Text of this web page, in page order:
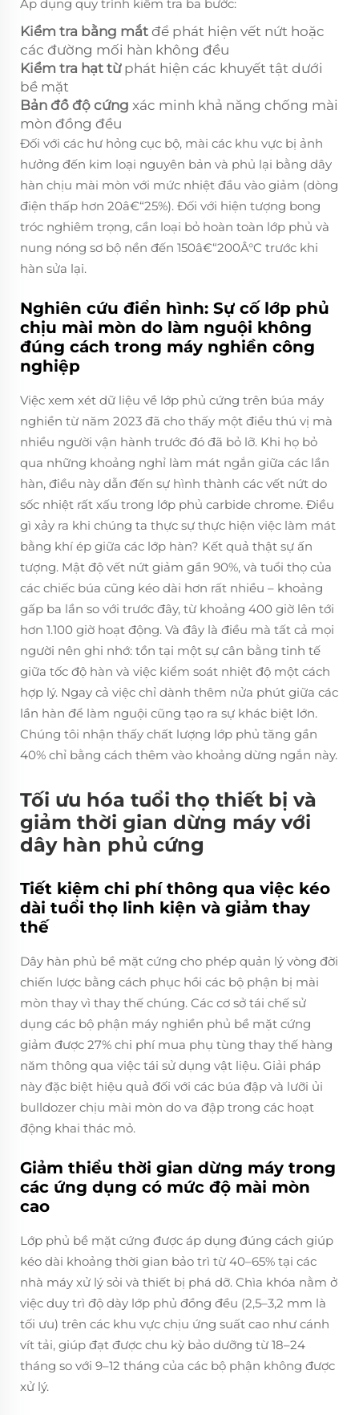
Áp dụng quy trình kiểm tra ba bước:
Kiểm tra bằng mắt để phát hiện vết nứt hoặc
các đường mối hàn không đều
Kiểm tra hạt từ phát hiện các khuyết tật dưới
bề mặt
Bản đồ độ cứng xác minh khả năng chống mài
mòn đồng đều
Đối với các hư hỏng cục bộ, mài các khu vực bị ảnh
hưởng đến kim loại nguyên bản và phủ lại bằng dây
hàn chịu mài mòn với mức nhiệt đầu vào giảm (dòng
điện thấp hơn 20â€“25%). Đối với hiện tượng bong
tróc nghiêm trọng, cần loại bỏ hoàn toàn lớp phủ và
nung nóng sơ bộ nền đến 150â€“200Â°C trước khi
hàn sửa lại.
Nghiên cứu điển hình: Sự cố lớp phủ
chịu mài mòn do làm nguội không
đúng cách trong máy nghiền công
nghiệp
Việc xem xét dữ liệu về lớp phủ cứng trên búa máy
nghiền từ năm 2023 đã cho thấy một điều thú vị mà
nhiều người vận hành trước đó đã bỏ lỡ. Khi họ bỏ
qua những khoảng nghỉ làm mát ngắn giữa các lần
hàn, điều này dẫn đến sự hình thành các vết nứt do
sốc nhiệt rất xấu trong lớp phủ carbide chrome. Điều
gì xảy ra khi chúng ta thực sự thực hiện việc làm mát
bằng khí ép giữa các lớp hàn? Kết quả thật sự ấn
tượng. Mật độ vết nứt giảm gần 90%, và tuổi thọ của
các chiếc búa cũng kéo dài hơn rất nhiều – khoảng
gấp ba lần so với trước đây, từ khoảng 400 giờ lên tới
hơn 1.100 giờ hoạt động. Và đây là điều mà tất cả mọi
người nên ghi nhớ: tồn tại một sự cân bằng tinh tế
giữa tốc độ hàn và việc kiểm soát nhiệt độ một cách
hợp lý. Ngay cả việc chỉ dành thêm nửa phút giữa các
lần hàn để làm nguội cũng tạo ra sự khác biệt lớn.
Chúng tôi nhận thấy chất lượng lớp phủ tăng gần
40% chỉ bằng cách thêm vào khoảng dừng ngắn này.
Tối ưu hóa tuổi thọ thiết bị và
giảm thời gian dừng máy với
dây hàn phủ cứng
Tiết kiệm chi phí thông qua việc kéo
dài tuổi thọ linh kiện và giảm thay
thế
Dây hàn phủ bề mặt cứng cho phép quản lý vòng đời
chiến lược bằng cách phục hồi các bộ phận bị mài
mòn thay vì thay thế chúng. Các cơ sở tái chế sử
dụng các bộ phận máy nghiền phủ bề mặt cứng
giảm được 27% chi phí mua phụ tùng thay thế hàng
năm thông qua việc tái sử dụng vật liệu. Giải pháp
này đặc biệt hiệu quả đối với các búa đập và lưỡi ủi
bulldozer chịu mài mòn do va đập trong các hoạt
động khai thác mỏ.
Giảm thiểu thời gian dừng máy trong
các ứng dụng có mức độ mài mòn
cao
Lớp phủ bề mặt cứng được áp dụng đúng cách giúp
kéo dài khoảng thời gian bảo trì từ 40–65% tại các
nhà máy xử lý sỏi và thiết bị phá dỡ. Chìa khóa nằm ở
việc duy trì độ dày lớp phủ đồng đều (2,5–3,2 mm là
tối ưu) trên các khu vực chịu ứng suất cao như cánh
vít tải, giúp đạt được chu kỳ bảo dưỡng từ 18–24
tháng so với 9–12 tháng của các bộ phận không được
xử lý.